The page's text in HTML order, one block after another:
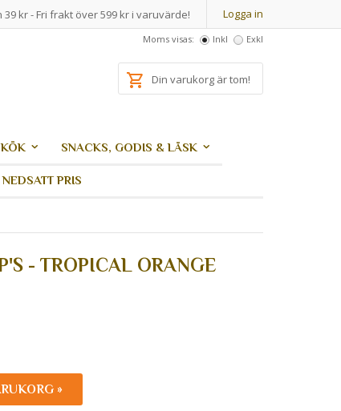
Logga in
39 kr - Fri frakt över 599 kr i varuvärde!
Moms visas: Inkl Exkl
Din varukorg är tom!
SNACKS, GODIS & LÄSK
NEDSATT PRIS
- TROPICAL ORANGE
»